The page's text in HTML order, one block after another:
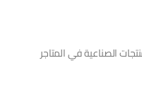
الصناعية في المتاجر